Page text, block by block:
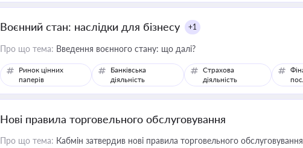
Воєнний стан: наслідки для бізнесу +1
Про що тема: Введення воєнного стану: що далі?
Ринок цінних
паперів
Банківська
діяльність
Страхова
діяльність
Нові правила торговельного обслуговування
Про що тема: Кабмін затвердив нові правила торговельного